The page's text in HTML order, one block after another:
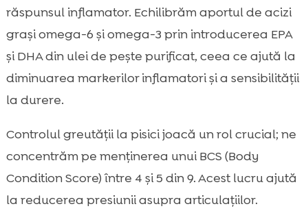
răspunsul inflamator. Echilibrăm aportul de acizi
grași omega-6 și omega-3 prin introducerea EPA
și DHA din ulei de pește purificat, ceea ce ajută la
diminuarea markerilor inflamatori și a sensibilității
la durere.
Controlul greutății la pisici joacă un rol crucial; ne
concentrăm pe menținerea unui BCS (Body
Condition Score) între 4 și 5 din 9. Acest lucru ajută
la reducerea presiunii asupra articulațiilor.